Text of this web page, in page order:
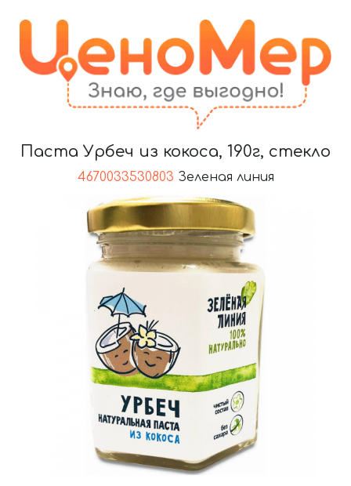
Паста Урбеч из кокоса, 190г, стекло
4670033530803 Зеленая линия